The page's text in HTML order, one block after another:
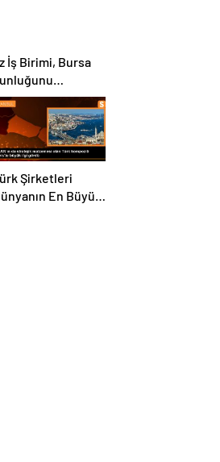
İş Birimi, Bursa
Şirketleri
En Büyük